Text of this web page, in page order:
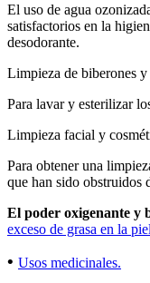
El uso de agua
satisfactorios en la
desodorante.
Limpieza de biberones
Para lavar y esterilizar
Limpieza facial y
Para obtener una
que han sido obstruidos
El poder oxigenante y
exceso de grasa en la
• Usos medicinales.